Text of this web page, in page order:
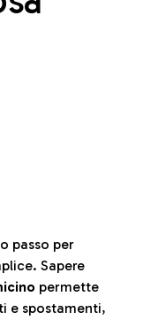
passo per
Sapere
permette
e spostamenti,